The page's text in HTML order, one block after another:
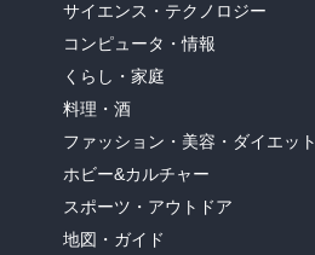
サイエンス・テクノロジー
コンピュータ・情報
くらし・家庭
料理・酒
ファッション・美容・ダイエット
ホビー&カルチャー
スポーツ・アウトドア
地図・ガイド